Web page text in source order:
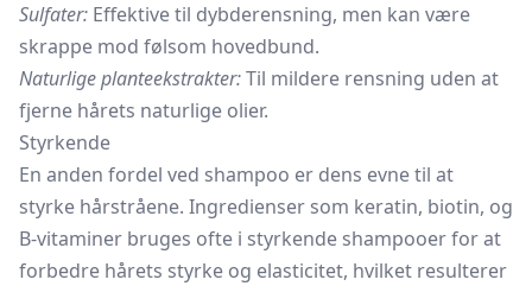
Sulfater: Effektive til dybderensning, men kan være
skrappe mod følsom hovedbund.
Naturlige planteekstrakter:Til mildere rensning uden at
fjerne hårets naturlige olier.
Styrkende
En anden fordel ved shampoo er dens evne til at
styrke hårstråene. Ingredienser som keratin, biotin, og
B-vitaminer bruges ofte i styrkende shampooer for at
forbedre hårets styrke og elasticitet, hvilket resulterer